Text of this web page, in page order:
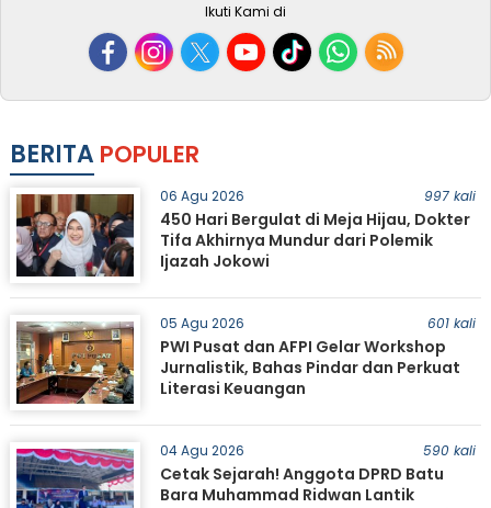
Ikuti Kami di
BERITA POPULER
06 Agu 2026 997 kali
450 Hari Bergulat di Meja Hijau, Dokter
Tifa Akhirnya Mundur dari Polemik
Ijazah Jokowi
05 Agu 2026 601 kali
PWI Pusat dan AFPI Gelar Workshop
Jurnalistik, Bahas Pindar dan Perkuat
Literasi Keuangan
04 Agu 2026 590 kali
Cetak Sejarah! Anggota DPRD Batu
Bara Muhammad Ridwan Lantik